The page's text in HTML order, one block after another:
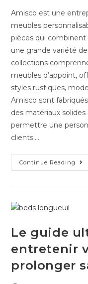
Amisco est une
meubles
pièces qui
une grande variété
collections
meubles d’appoint,
styles rustiques,
Amisco sont
des matériaux
permettre une
clients.…
Continue Reading
Le guide
entretenir
prolonger